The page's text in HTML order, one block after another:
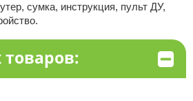
сумка, инструкция, пульт ДУ,